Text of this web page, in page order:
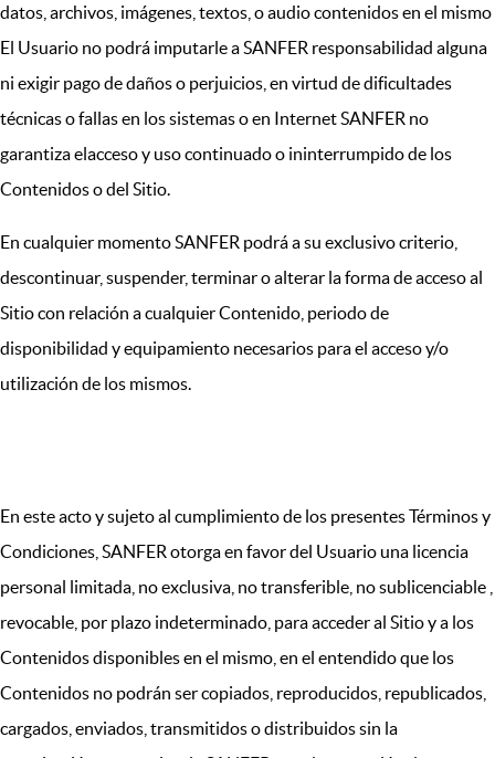
datos, archivos, imágenes, textos, o audio contenidos en el mismo
El Usuario no podrá imputarle a SANFER responsabilidad alguna
ni exigir pago de daños o perjuicios, en virtud de dificultades
técnicas o fallas en los sistemas o en Internet SANFER no
garantiza elacceso y uso continuado o ininterrumpido de los
Contenidos o del Sitio.
En cualquier momento SANFER podrá a su exclusivo criterio,
descontinuar, suspender, terminar o alterar la forma de acceso al
Sitio con relación a cualquier Contenido, periodo de
disponibilidad y equipamiento necesarios para el acceso y/o
utilización de los mismos.
En este acto y sujeto al cumplimiento de los presentes Términos y
Condiciones, SANFER otorga en favor del Usuario una licencia
personal limitada, no exclusiva, no transferible, no sublicenciable ,
revocable, por plazo indeterminado, para acceder al Sitio y a los
Contenidos disponibles en el mismo, en el entendido que los
Contenidos no podrán ser copiados, reproducidos, republicados,
cargados, enviados, transmitidos o distribuidos sin la